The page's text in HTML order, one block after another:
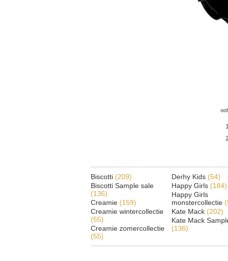
Biscotti (209)
Biscotti Sample sale
(136)
Creamie (159)
Creamie wintercollectie
(55)
Creamie zomercollectie
(55)
Derhy Kids (54)
Happy Girls (184)
Happy Girls
monstercollectie
Kate Mack (202)
Kate Mack
(136)